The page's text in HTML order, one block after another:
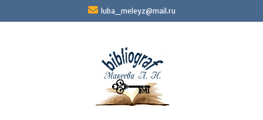
luba_meleyz@mail.ru